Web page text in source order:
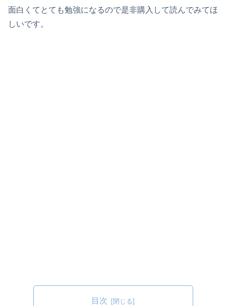
面白くてとても勉強になるので是非購入して読んでみてほ
しいです。
目次